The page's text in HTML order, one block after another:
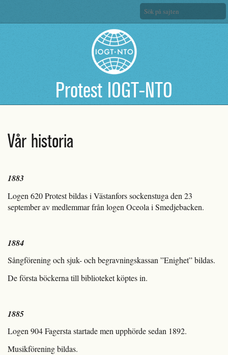
Protest IOGT-NTO
Vår historia
1883
Logen 620 Protest bildas i Västanfors sockenstuga den 23
september av medlemmar från logen Oceola i Smedjebacken.
1884
Sångförening och sjuk- och begravningskassan ”Enighet” bildas.
De första böckerna till biblioteket köptes in.
1885
Logen 904 Fagersta startade men upphörde sedan 1892.
Musikförening bildas.